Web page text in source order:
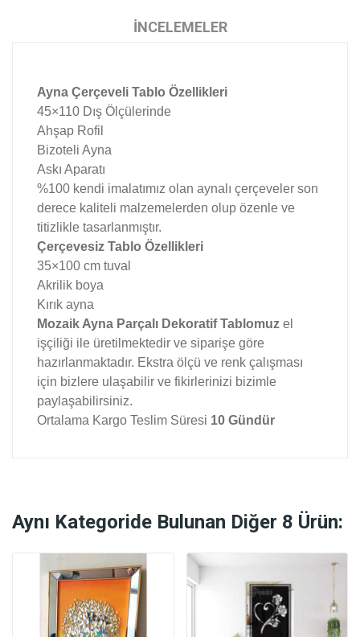
İNCELEMELER
Ayna Çerçeveli Tablo Özellikleri
45×110 Dış Ölçülerinde
Ahşap Rofil
Bizoteli Ayna
Askı Aparatı
%100 kendi imalatımız olan aynalı çerçeveler son
derece kaliteli malzemelerden olup özenle ve
titizlikle tasarlanmıştır.
Çerçevesiz Tablo Özellikleri
35×100 cm tuval
Akrilik boya
Kırık ayna
Mozaik Ayna Parçalı Dekoratif Tablomuz el
işçiliği ile üretilmektedir ve siparişe göre
hazırlanmaktadır. Ekstra ölçü ve renk çalışması
için bizlere ulaşabilir ve fikirlerinizi bizimle
paylaşabilirsiniz.
Ortalama Kargo Teslim Süresi 10 Gündür
Aynı Kategoride Bulunan Diğer 8 Ürün: